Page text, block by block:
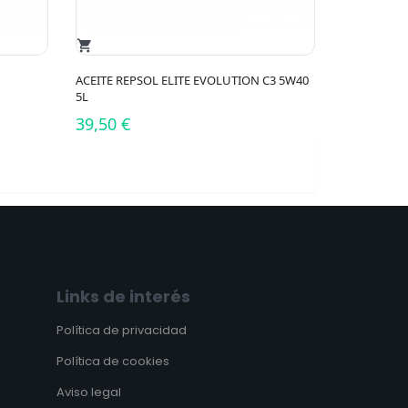
shopping_cart
ACEITE REPSOL ELITE EVOLUTION C3 5W40
5L
39,50 €
Links de interés
Política de privacidad
Política de cookies
Aviso legal